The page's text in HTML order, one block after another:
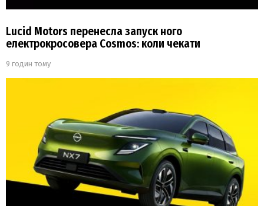
Lucid Motors перенесла запуск ного
електрокросовера Cosmos: коли чекати
9 годин тому